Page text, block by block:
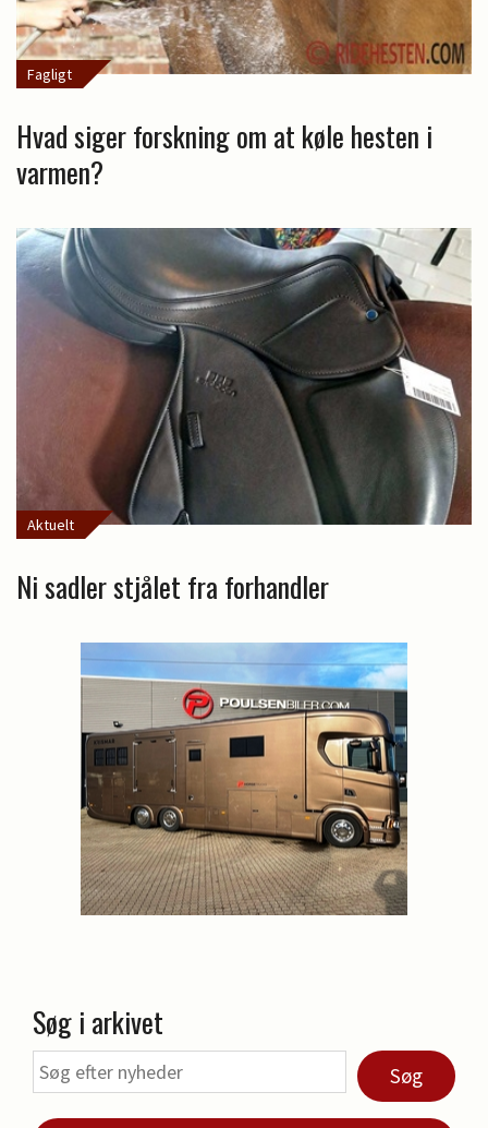
Fagligt
Hvad siger forskning om at køle hesten i
varmen?
Aktuelt
Ni sadler stjålet fra forhandler
Søg i arkivet
Søg